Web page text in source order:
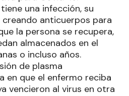
una infección, su
anticuerpos para
la persona se recupera,
almacenados en el
o incluso años.
de plasma
en que el enfermo reciba
vencieron al virus en otra